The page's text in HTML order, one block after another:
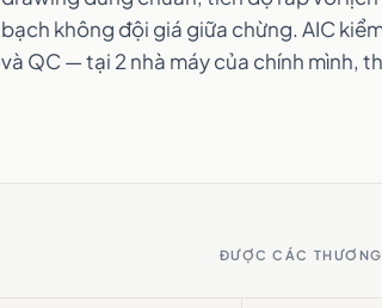
bạch không đội giá giữa chừng. AIC
và QC — tại 2 nhà máy của chính mình,
ĐƯỢC CÁC